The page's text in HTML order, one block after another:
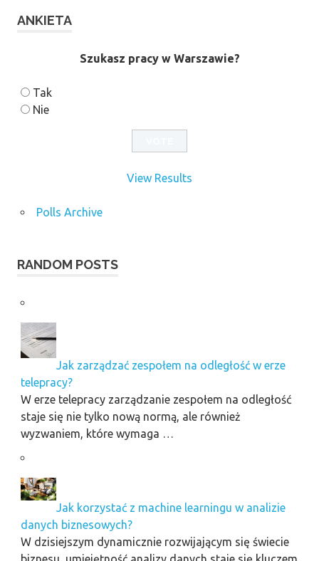
ANKIETA
Szukasz pracy w Warszawie?
Tak
Nie
View Results
Polls Archive
RANDOM POSTS
Jak zarządzać zespołem na odległość w erze
telepracy?
W erze telepracy zarządzanie zespołem na odległość
staje się nie tylko nową normą, ale również
wyzwaniem, które wymaga …
Jak korzystać z machine learningu w analizie
danych biznesowych?
W dzisiejszym dynamicznie rozwijającym się świecie